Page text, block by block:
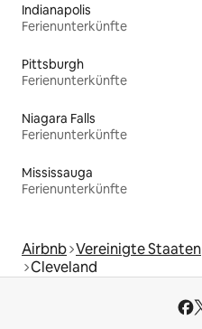
Indianapolis
Ferienunterkünfte
Pittsburgh
Ferienunterkünfte
Niagara Falls
Ferienunterkünfte
Mississauga
Ferienunterkünfte
Airbnb Vereinigte Staaten
Cleveland